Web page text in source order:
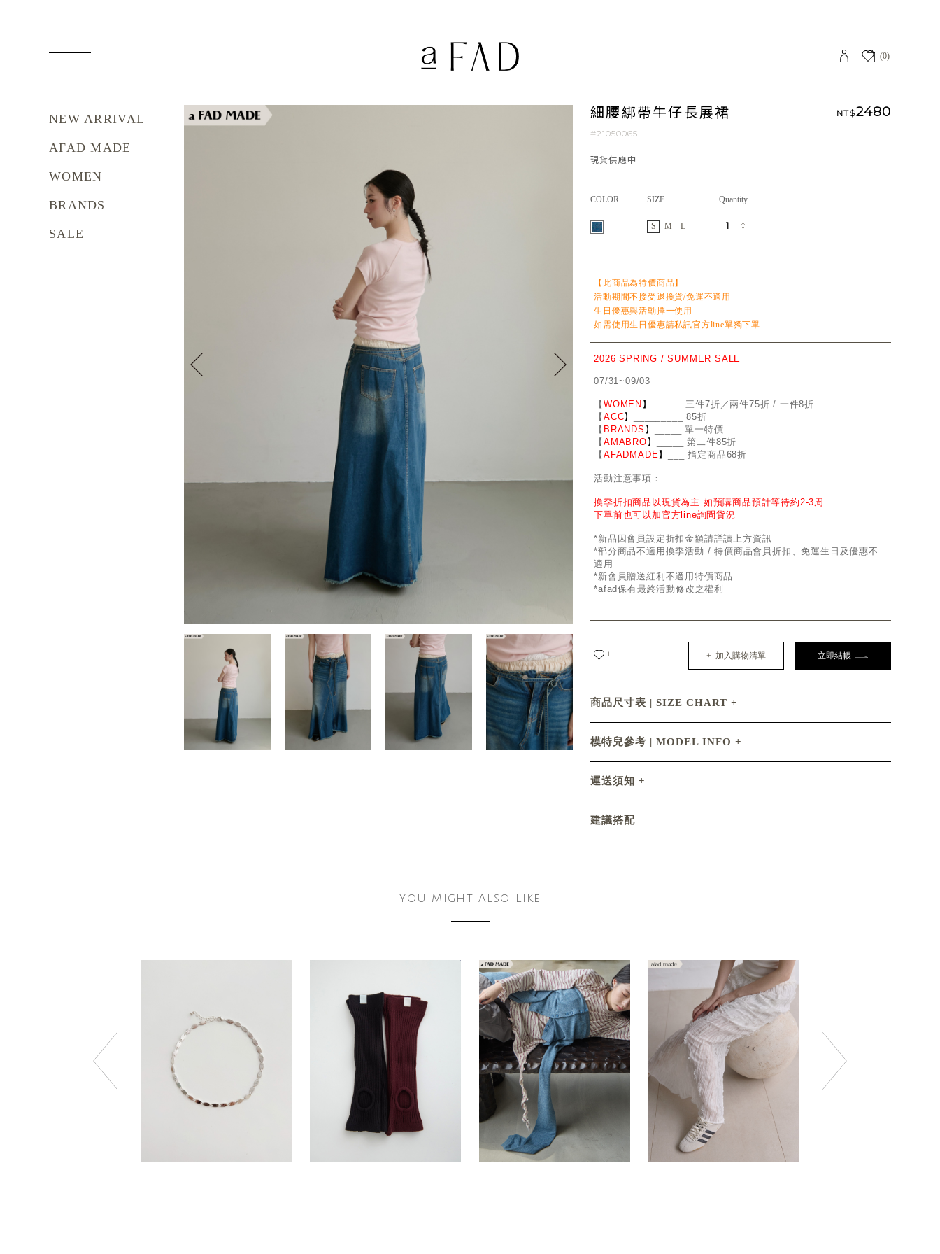
(0)
NEW ARRIVAL
AFAD MADE
WOMEN
BRANDS
SALE
細腰綁帶牛仔長展裙
#21050065
現貨供應中
NT$2480
COLOR SIZE Quantity
S M L
【此商品為特價商品】
活動期間不接受退換貨/免運不適用
生日優惠與活動擇一使用
如需使用生日優惠請私訊官方line單獨下單
2026 SPRING / SUMMER SALE
07/31~09/03
【 WOMEN 】
___ 三件7折／兩件75折 / 一件8折
【 ACC】
____ 85折
【 BRANDS 】
_ 單一特價
【 AMABRO 】
_ 第二件85折
【 AFADMADE】 ___ 指定商品68折
活動注意事項：
換季折扣商品以現貨為主 如預購商品預計等待約2-3周
下單前也可以加官方line詢問貨況
*新品因會員設定折扣金額請詳讀上方資訊
*部分商品不適用換季活動 / 特價商品會員折扣、免運生日及優惠不
適用
*新會員贈送紅利不適用特價商品
*afad保有最終活動修改之權利
+ + 加入購物清單 立即結帳
商品尺寸表 | SIZE CHART
模特兒參考 | MODEL INFO
運送須知
建議搭配
You Might Also Like